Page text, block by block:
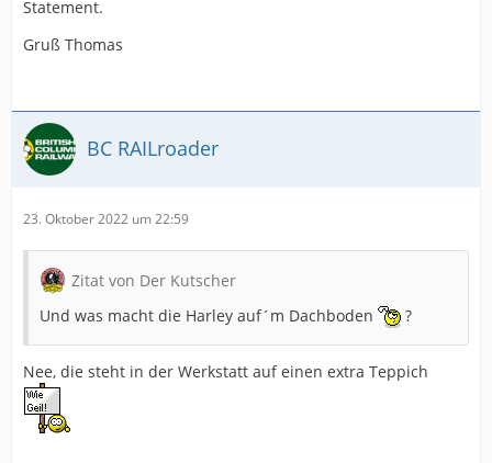
Statement.
Gruß Thomas
BC RAILroader
23. Oktober 2022 um 22:59
Zitat von Der Kutscher
Und was macht die Harley auf´m Dachboden
?
Nee, die steht in der Werkstatt auf einen extra Teppich